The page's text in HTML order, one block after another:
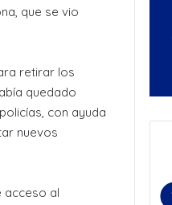
que se vio
retirar los
quedado
con ayuda
nuevos
acceso al